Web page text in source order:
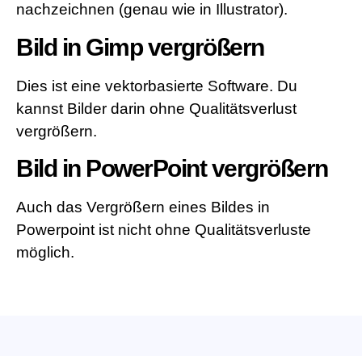
nachzeichnen (genau wie in Illustrator).
Bild in Gimp vergrößern
Dies ist eine vektorbasierte Software. Du
kannst Bilder darin ohne Qualitätsverlust
vergrößern.
Bild in PowerPoint vergrößern
Auch das Vergrößern eines Bildes in
Powerpoint ist nicht ohne Qualitätsverluste
möglich.